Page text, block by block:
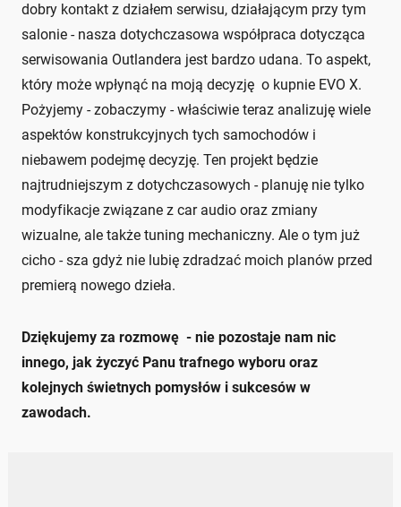
dobry kontakt z działem serwisu, działającym przy tym
salonie - nasza dotychczasowa współpraca dotycząca
serwisowania Outlandera jest bardzo udana. To aspekt,
który może wpłynąć na moją decyzję o kupnie EVO X.
Pożyjemy - zobaczymy - właściwie teraz analizuję wiele
aspektów konstrukcyjnych tych samochodów i
niebawem podejmę decyzję. Ten projekt będzie
najtrudniejszym z dotychczasowych - planuję nie tylko
modyfikacje związane z car audio oraz zmiany
wizualne, ale także tuning mechaniczny. Ale o tym już
cicho - sza gdyż nie lubię zdradzać moich planów przed
premierą nowego dzieła.
Dziękujemy za rozmowę - nie pozostaje nam nic
innego, jak życzyć Panu trafnego wyboru oraz
kolejnych świetnych pomysłów i sukcesów w
zawodach.